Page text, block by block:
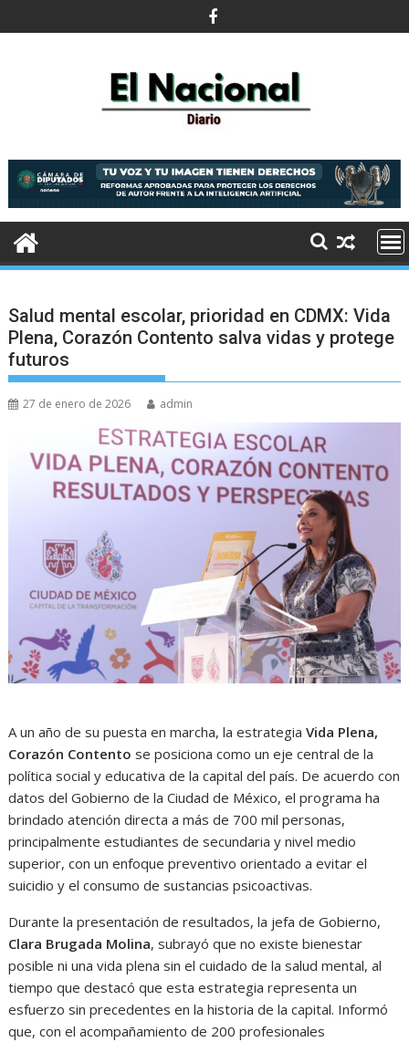
al
Salud mental escolar, prioridad en CDMX: Vida
Plena, Corazón Contento salva vidas y protege
futuros
27 de enero de 2026 admin
A un año de su puesta en marcha, la estrategiaVida Plena,
Corazón Contento se posiciona como un eje central de la
política social y educativa de la capital del país. De acuerdo con
datos del Gobierno de la Ciudad de México, el programa ha
brindado atención directa a más de 700 mil personas,
principalmente estudiantes de secundaria y nivel medio
superior, con un enfoque preventivo orientado a evitar el
suicidio y el consumo de sustancias psicoactivas.
Durante la presentación de resultados, la jefa de Gobierno,
Clara Brugada Molina, subrayó que no existe bienestar
posible ni una vida plena sin el cuidado de la salud mental, al
tiempo que destacó que esta estrategia representa un
esfuerzo sin precedentes en la historia de la capital. Informó
que, con el acompañamiento de 200 profesionales